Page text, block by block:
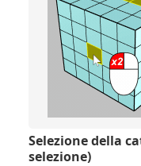
Selezione della
selezione)